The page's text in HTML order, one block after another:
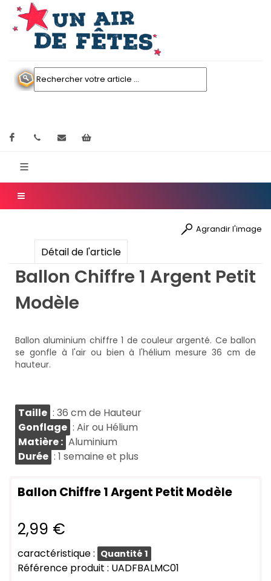
Facebook contactez nous
Agrandir l'image
Détail de l'article
Ballon Chiffre 1 Argent Petit
Modèle
Ballon aluminium chiffre 1 de couleur argenté. Ce ballon
se gonfle à l'air ou bien à l'hélium mesure 36 cm de
hauteur.
Taille : 36 cm de Hauteur
Gonflage : Air ou Hélium
Matière : Aluminium
Durée : 1 semaine et plus
Ballon Chiffre 1 Argent Petit Modèle
2,99 €
caractéristique : Quantité 1
Référence produit : UADFBALMC01